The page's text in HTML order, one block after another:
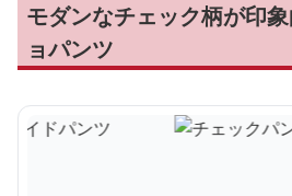
モダンなチェック柄が印
ョパンツ